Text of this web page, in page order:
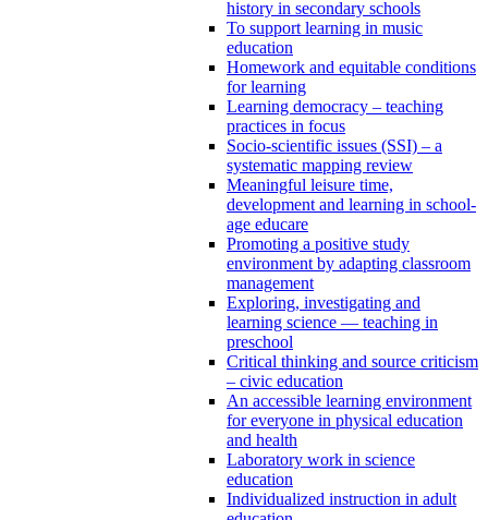
history in secondary schools
To support learning in music
education
Homework and equitable conditions
for learning
Learning democracy – teaching
practices in focus
Socio-scientific issues (SSI) – a
systematic mapping review
Meaningful leisure time,
development and learning in school-
age educare
Promoting a positive study
environment by adapting classroom
management
Exploring, investigating and
learning science — teaching in
preschool
Critical thinking and source criticism
– civic education
An accessible learning environment
for everyone in physical education
and health
Laboratory work in science
education
Individualized instruction in adult